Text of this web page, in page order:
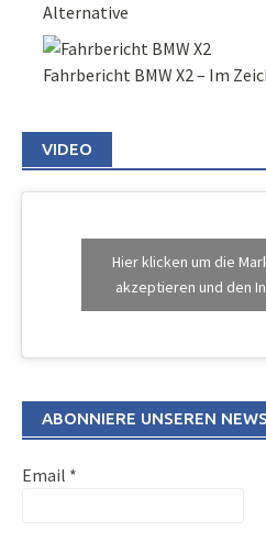
Alternative
Fahrbericht BMW X2 – Im
VIDEO
Hier klicken um die
akzeptieren und den
ABONNIERE UNSEREN
Email *